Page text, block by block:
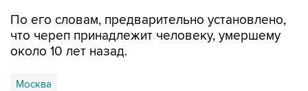
По его словам, предварительно установлено,
что череп принадлежит человеку, умершему
около 10 лет назад.
Москва